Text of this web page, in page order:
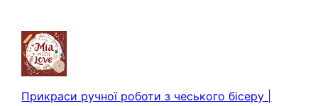
вмісту
Прикраси ручної роботи з чеського бісеру |